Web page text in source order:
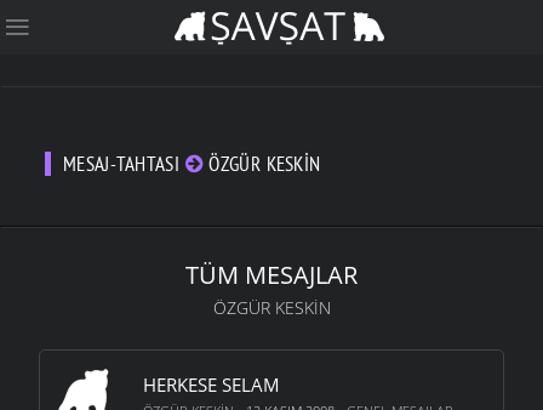
MESAJ-TAHTASI ÖZGÜR KESKIN
TÜM MESAJLAR
ÖZGÜR KESKIN
HERKESE SELAM